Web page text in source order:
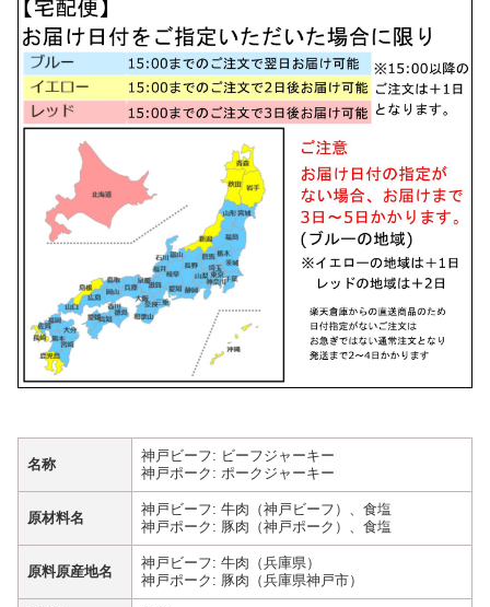
名称
神戸ビーフ: ビーフジャーキー
神戸ポーク: ポークジャーキー
原材料名
神戸ビーフ: 牛肉（神戸ビーフ）、食塩
神戸ポーク: 豚肉（神戸ポーク）、食塩
原料原産地名
神戸ビーフ: 牛肉（兵庫県）
神戸ポーク: 豚肉（兵庫県神戸市）